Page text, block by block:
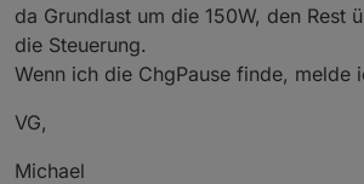
da Grundlast um die 150W, den Rest
die Steuerung.
Wenn ich die ChgPause finde, melde
VG,
Michael